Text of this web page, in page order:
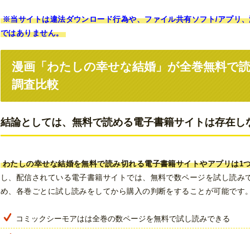
※当サイトは違法ダウンロード行為や、ファイル共有ソフト/アプリ
ではありません。
漫画「わたしの幸せな結婚」が全巻無料で
調査比較
結論としては、無料で読める電子書籍サイトは存在し
わたしの幸せな結婚を無料で読み切れる電子書籍サイトやアプリは1
し、配信されている電子書籍サイトでは、無料で数ページを試し読み
め、各巻ごとに試し読みをしてから購入の判断をすることが可能です。
コミックシーモアはは全巻の数ページを無料で試し読みできる